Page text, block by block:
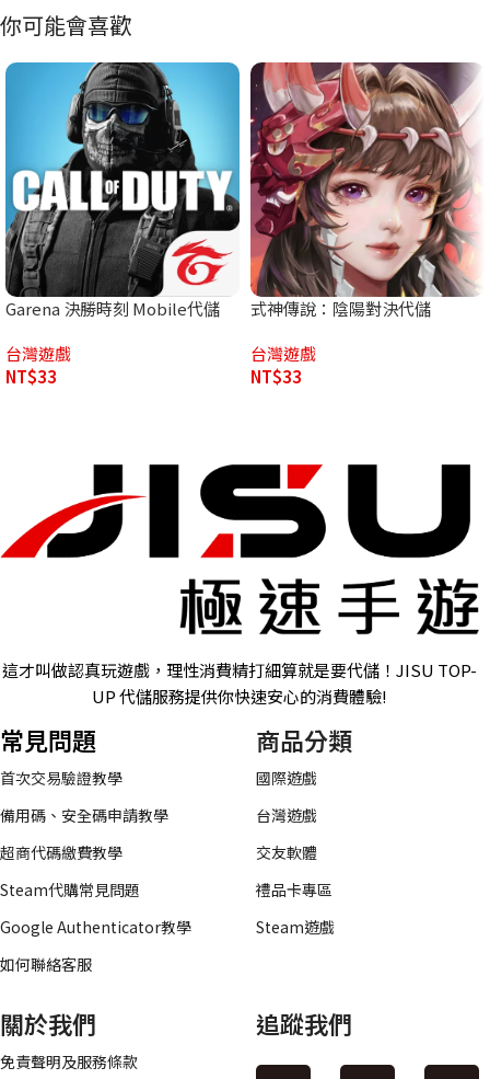
你可能會喜歡
Garena 決勝時刻 Mobile代儲
台灣遊戲
NT$33
式神傳說：陰陽對決代儲
台灣遊戲
NT$33
這才叫做認真玩遊戲，理性消費精打細算就是要代儲！JISU TOP-
UP 代儲服務提供你快速安心的消費體驗!
常見問題
首次交易驗證教學
備用碼、安全碼申請教學
超商代碼繳費教學
Steam代購常見問題
Google Authenticator教學
如何聯絡客服
商品分類
國際遊戲
台灣遊戲
交友軟體
禮品卡專區
Steam遊戲
關於我們
免責聲明及服務條款
追蹤我們